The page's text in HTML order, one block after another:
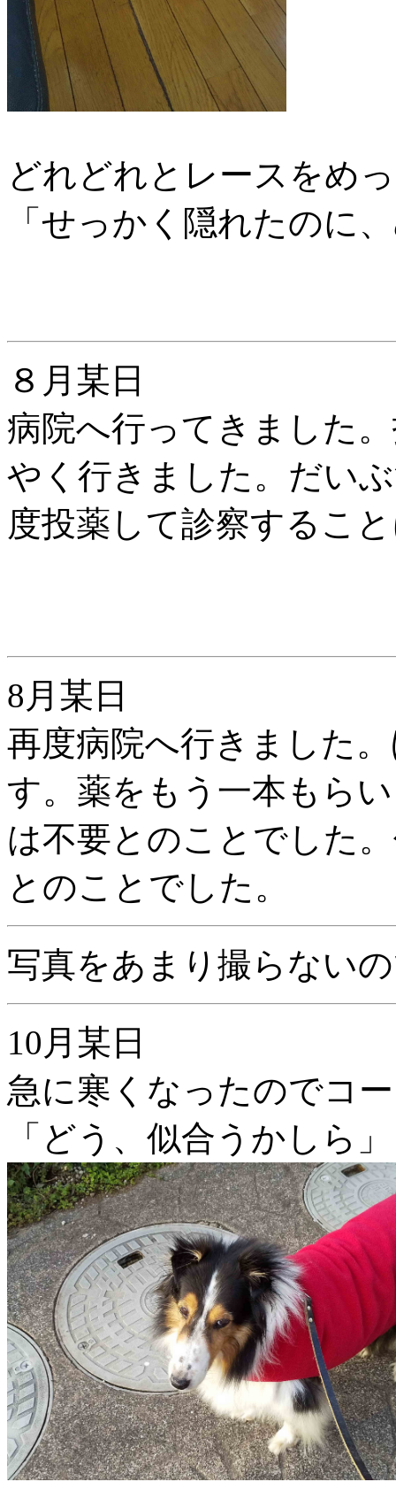
どれどれとレースをめ
「せっかく隠れたのに
８月某日
病院へ行ってきました
やく行きました。だい
度投薬して診察するこ
8月某日
再度病院へ行きました
す。薬をもう一本もら
は不要とのことでした
とのことでした。
写真をあまり撮らない
10月某日
急に寒くなったのでコ
「どう、似合うかしら」